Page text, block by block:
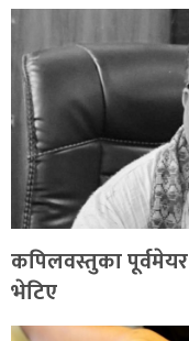
कपिलवस्तुका
भेटिए